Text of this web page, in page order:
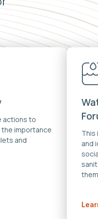
actions to
importance
and
This
and